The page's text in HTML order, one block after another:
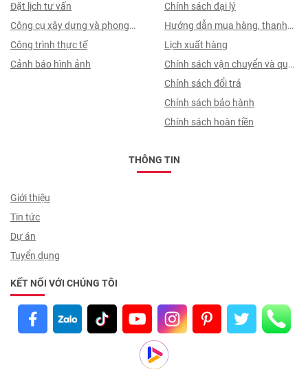
Đặt lịch tư vấn
Công cụ xây dựng và phong
thuỷ
Công trình thực tế
Cảnh báo hình ảnh
Chính sách đại lý
Hướng dẫn mua hàng, thanh
toán, quy trình ký hợp đồng
Lịch xuất hàng
Chính sách vận chuyển và quy
trình giao nhận
Chính sách đổi trả
Chính sách bảo hành
Chính sách hoàn tiền
THÔNG TIN
Giới thiệu
Tin tức
Dự án
Tuyển dụng
KẾT NỐI VỚI CHÚNG TÔI